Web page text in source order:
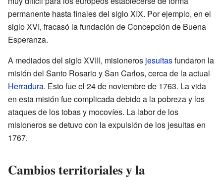
permanente hasta finales del siglo XIX. Por ejemplo, en el
siglo XVI, fracasó la fundación de Concepción de Buena
Esperanza.
A mediados del siglo XVIII, misioneros jesuitasfundaron la
misión del Santo Rosario y San Carlos, cerca de la actual
Herradura. Esto fue el 24 de noviembre de 1763. La vida
en esta misión fue complicada debido a la pobreza y los
ataques de los tobas y mocovíes. La labor de los
misioneros se detuvo con la expulsión de los jesuitas en
1767.
Cambios territoriales y la